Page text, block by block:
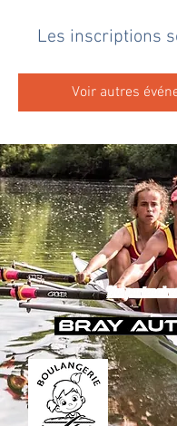
Les inscriptions
Voir autres
Nos